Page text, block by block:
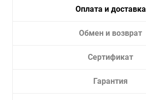
Оплата и доставка
Обмен и возврат
Сертификат
Гарантия